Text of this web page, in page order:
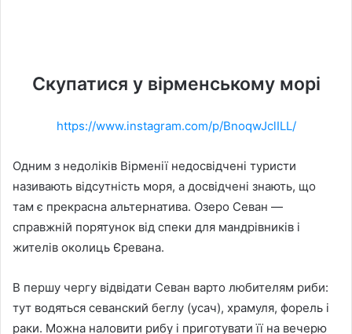
Скупатися у вірменському морі
https://www.instagram.com/p/BnoqwJclILL/
Одним з недоліків Вірменії недосвідчені туристи
називають відсутність моря, а досвідчені знають, що
там є прекрасна альтернатива. Озеро Севан —
справжній порятунок від спеки для мандрівників і
жителів околиць Єревана.
В першу чергу відвідати Севан варто любителям риби:
тут водяться севанский беглу (усач), храмуля, форель і
раки. Можна наловити рибу і приготувати її на вечерю